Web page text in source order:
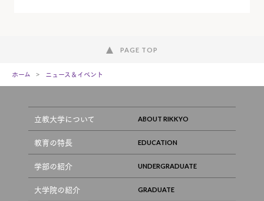
PAGE TOP
ホーム ニュース＆イベント
立教大学について
教育の特長
学部の紹介
大学院の紹介